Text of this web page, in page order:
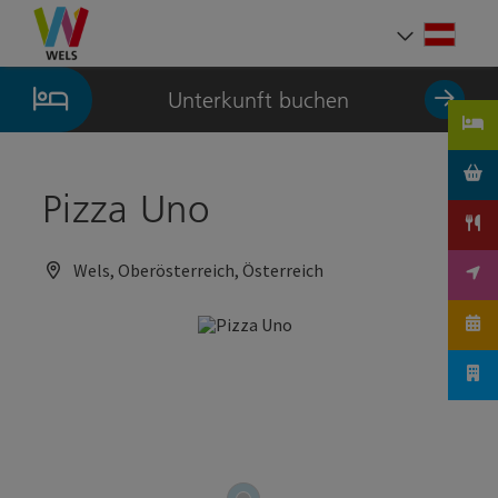
Zum Inhalt
Zur Navigation
Zum Seitenanfang
Unterkunft buchen
Pizza Uno
Wels, Oberösterreich, Österreich